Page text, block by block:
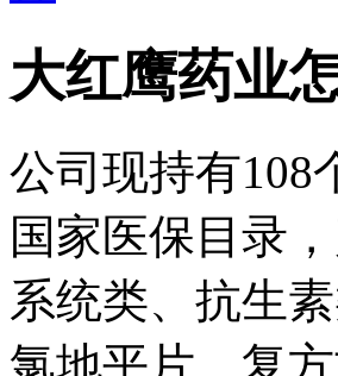
大红鹰药业
公司现持有108
国家医保目录
系统类、抗生
氯地平片、复